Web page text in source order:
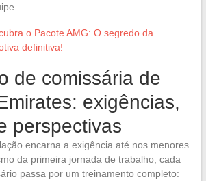
o Pacote AMG: O segredo da
definitiva!
de comissária de
exigências,
perspectivas
encarna a exigência até nos menores
da primeira jornada de trabalho, cada
passa por um treinamento completo: